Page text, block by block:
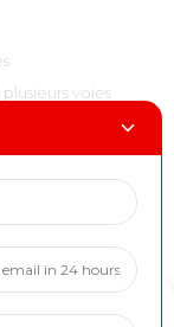
voies